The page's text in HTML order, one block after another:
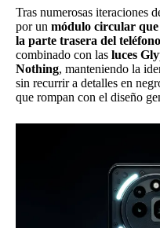
Tras numerosas iteraciones
por un módulo circular
la parte trasera del teléfono
combinado con las luces
Nothing, manteniendo la
sin recurrir a detalles en
que rompan con el diseño